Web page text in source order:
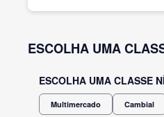
ESCOLHA UMA
ESCOLHA UMA CLASSE
Multimercado Cambial